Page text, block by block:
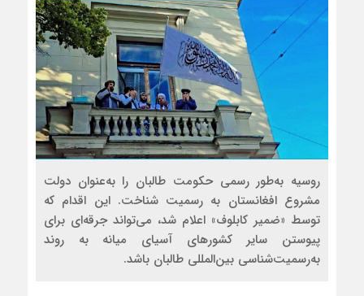
روسیه به‌طور رسمی حکومت طالبان را به‌عنوان دولت
مشروع افغانستان به رسمیت شناخت. این اقدام که
توسط «ضمیر کابلوف» اعلام شد، می‌تواند جرقه‌ای برای
پیوستن سایر کشورهای آسیای میانه به روند
به‌رسمیت‌شناسی بین‌المللی طالبان باشد.